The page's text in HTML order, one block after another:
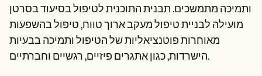
ותמיכה מתמשכים. תבנית התוכנית לטיפול בסיעוד בסרטן
מועילה לבניית טיפול מעקב ארוך טווח, טיפול בהשפעות
מאוחרות פוטנציאליות של הטיפול ותמיכה בבעיות
הישרדות, כגון אתגרים פיזיים, רגשיים וחברתיים.